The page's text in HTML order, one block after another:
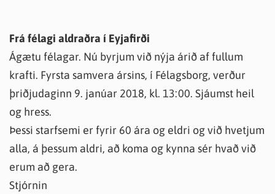
Frá félagi aldraðra í Eyjafirði
Ágætu félagar. Nú byrjum við nýja árið af fullum
krafti. Fyrsta samvera ársins, í Félagsborg, verður
þriðjudaginn 9. janúar 2018, kl. 13:00. Sjáumst heil
og hress.
Þessi starfsemi er fyrir 60 ára og eldri og við hvetjum
alla, á þessum aldri, að koma og kynna sér hvað við
erum að gera.
Stjórnin